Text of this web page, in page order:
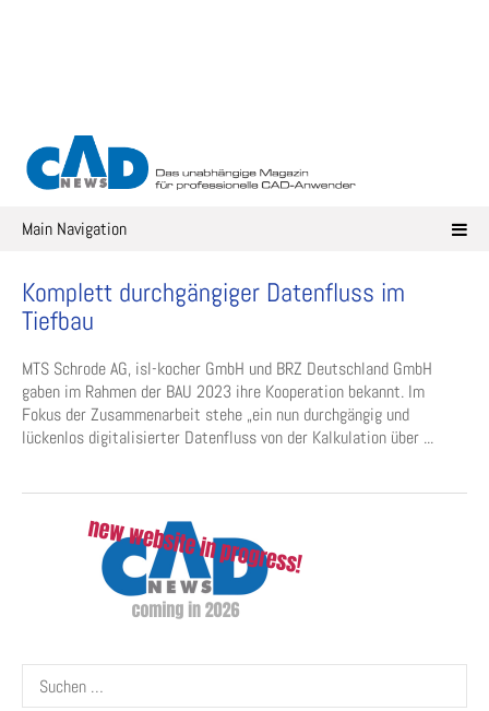
Main Navigation
Komplett durchgängiger Datenfluss im
Tiefbau
MTS Schrode AG, isl-kocher GmbH und BRZ Deutschland GmbH
gaben im Rahmen der BAU 2023 ihre Kooperation bekannt. Im
Fokus der Zusammenarbeit stehe „ein nun durchgängig und
lückenlos digitalisierter Datenfluss von der Kalkulation über ...
Suchen
nach: